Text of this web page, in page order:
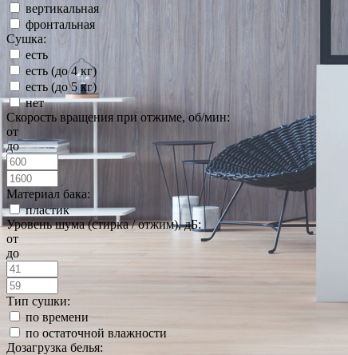
вертикальная
фронтальная
Сушка:
есть
есть (до 4 кг)
есть (до 5 кг)
нет
Скорость вращения при отжиме, об/мин:
от
до
Материал бака:
пластик
Уровень шума (стирка / отжим), дБ:
от
до
Тип сушки:
по времени
по остаточной влажности
Дозагрузка белья: